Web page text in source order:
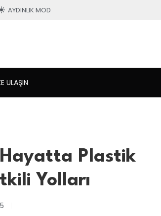
AYDINLIK MOD
ULAŞIN
Hayatta Plastik
Yolları